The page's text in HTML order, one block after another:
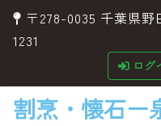
〒278-0035 千葉県野
1231
ログ
割烹・懐石ー